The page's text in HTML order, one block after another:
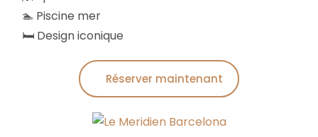
🏊 Piscine mer
🛏️ Design iconique
Réserver maintenant